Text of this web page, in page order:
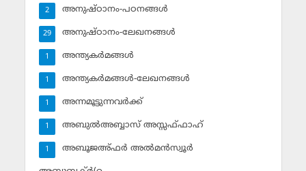
അനുഷ്ഠാനം-പഠനങ്ങള്‍
2
അനുഷ്ഠാനം-ലേഖനങ്ങള്‍
29
അന്ത്യകര്‍മങ്ങള്‍
1
അന്ത്യകര്‍മങ്ങള്‍-ലേഖനങ്ങള്‍
1
അന്നമൂട്ടുന്നവര്‍ക്ക്
1
അബുല്‍അബ്ബാസ് അസ്സഫ്ഫാഹ്‌
1
അബൂജഅ്ഫര്‍ അല്‍മന്‍സ്വൂര്‍
1